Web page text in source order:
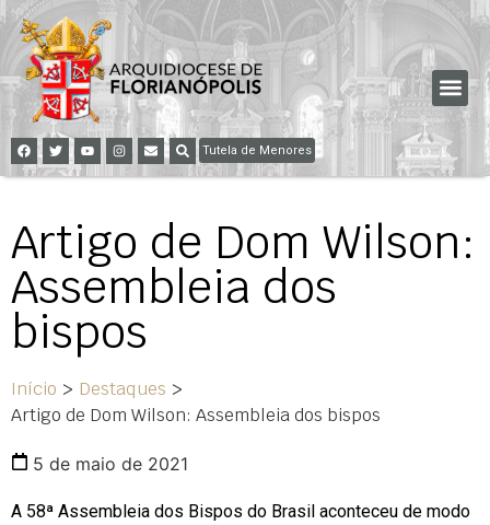
Tutela de Menores
Artigo de Dom Wilson:
Assembleia dos
bispos
Início > Destaques >
Artigo de Dom Wilson: Assembleia dos bispos
5 de maio de 2021
A 58ª Assembleia dos Bispos do Brasil aconteceu de modo